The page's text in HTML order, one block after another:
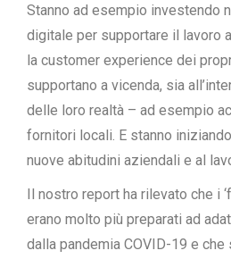
Stanno ad esempio investendo
digitale per supportare il lavoro
la customer experience dei
supportano a vicenda, sia
delle loro realtà – ad esempio
fornitori locali. E stanno
nuove abitudini aziendali e al
Il nostro report ha rilevato che i
erano molto più preparati ad
dalla pandemia COVID-19 e